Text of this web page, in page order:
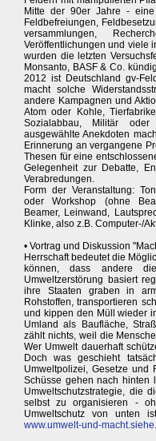
Mitte der 90er Jahre - eine
Feldbefreiungen,
versammlungen,
Veröffentlichungen und viele
wurden die letzten
Monsanto, BASF & Co.
2012 ist Deutschland gv-
macht solche
andere Kampagnen und
Atom oder Kohle,
Sozialabbau, Militär
ausgewählte Anekdoten
Erinnerung an vergangene
Thesen für eine
Gelegenheit zur Debatte,
Verabredungen.
Form der Veranstaltung:
oder Workshop (ohne
Beamer, Leinwand,
Klinke, also z.B. Computer-/
• Vortrag und Diskussion
Herrschaft bedeutet die
können, dass andere
Umweltzerstörung basiert
ihre Staaten graben in
Rohstoffen, transportieren
und kippen den Müll wieder
Umland als Baufläche,
zählt nichts, weil die
Wer Umwelt dauerhaft
Doch was geschieht
Umweltpolizei, Gesetze
Schüsse gehen nach hinten
Umweltschutzstrategie, die
selbst zu organisieren -
Umweltschutz von unten
www.umwelt-und-